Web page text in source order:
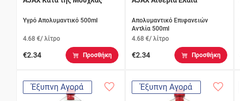
Υγρό Απολυμαντικό 500ml
4.68 €/ λίτρο
€2.34 Προσθήκη
Απολυμαντικό Επιφανειών
Αντλία 500ml
4.68 €/ λίτρο
€2.34 Προσθήκη
Έξυπνη Αγορά Έξυπνη Αγορά